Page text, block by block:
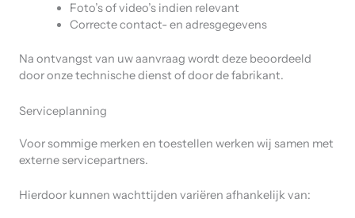
Foto’s of video’s indien relevant
Correcte contact- en adresgegevens
Na ontvangst van uw aanvraag wordt deze beoordeeld
door onze technische dienst of door de fabrikant.
Serviceplanning
Voor sommige merken en toestellen werken wij samen met
externe servicepartners.
Hierdoor kunnen wachttijden variëren afhankelijk van: